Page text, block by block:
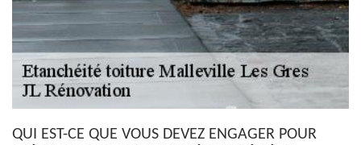
QUI EST-CE QUE VOUS DEVEZ ENGAGER POUR